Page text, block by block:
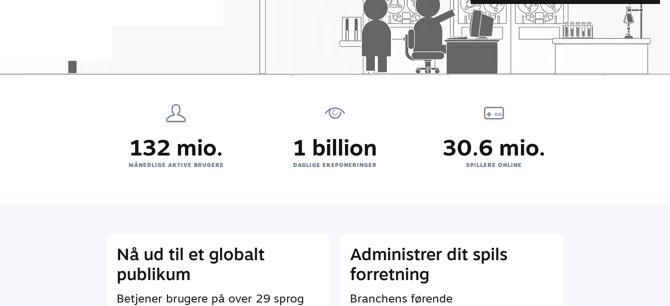
132 mio.
MÅNEDLIGE AKTIVE BRUGERE
1 billion
DAGLIGE EKSPONERINGER
30.6 mio.
SPILLERE ONLINE
Nå ud til et globalt
publikum
Betjener brugere på over 29 sprog
Administrer dit spils
forretning
Branchens førende